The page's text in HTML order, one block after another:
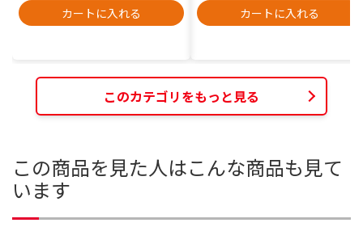
カートに入れる カートに入れる
このカテゴリをもっと見る
この商品を見た人はこんな商品も見て
います